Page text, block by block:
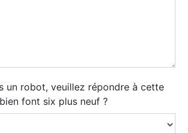
un robot, veuillez répondre à cette
font six plus neuf ?